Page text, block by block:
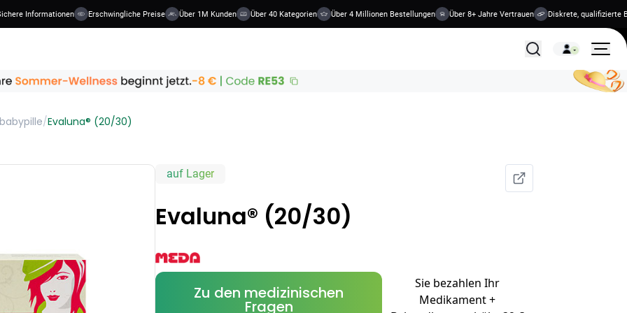
Informationen Erschwingliche Preise Über 1M Kunden Über 40 Kategorien Über 4 Millionen Bestellungen Über 8+ Jahre Vertrauen Diskrete, qualifizierte
Alle Behandlungen
/Evaluna® (20/30)
auf Lager
Evaluna® (20/30)
Zu den medizinischen
Fragen
Sie bezahlen Ihr
Medikament +